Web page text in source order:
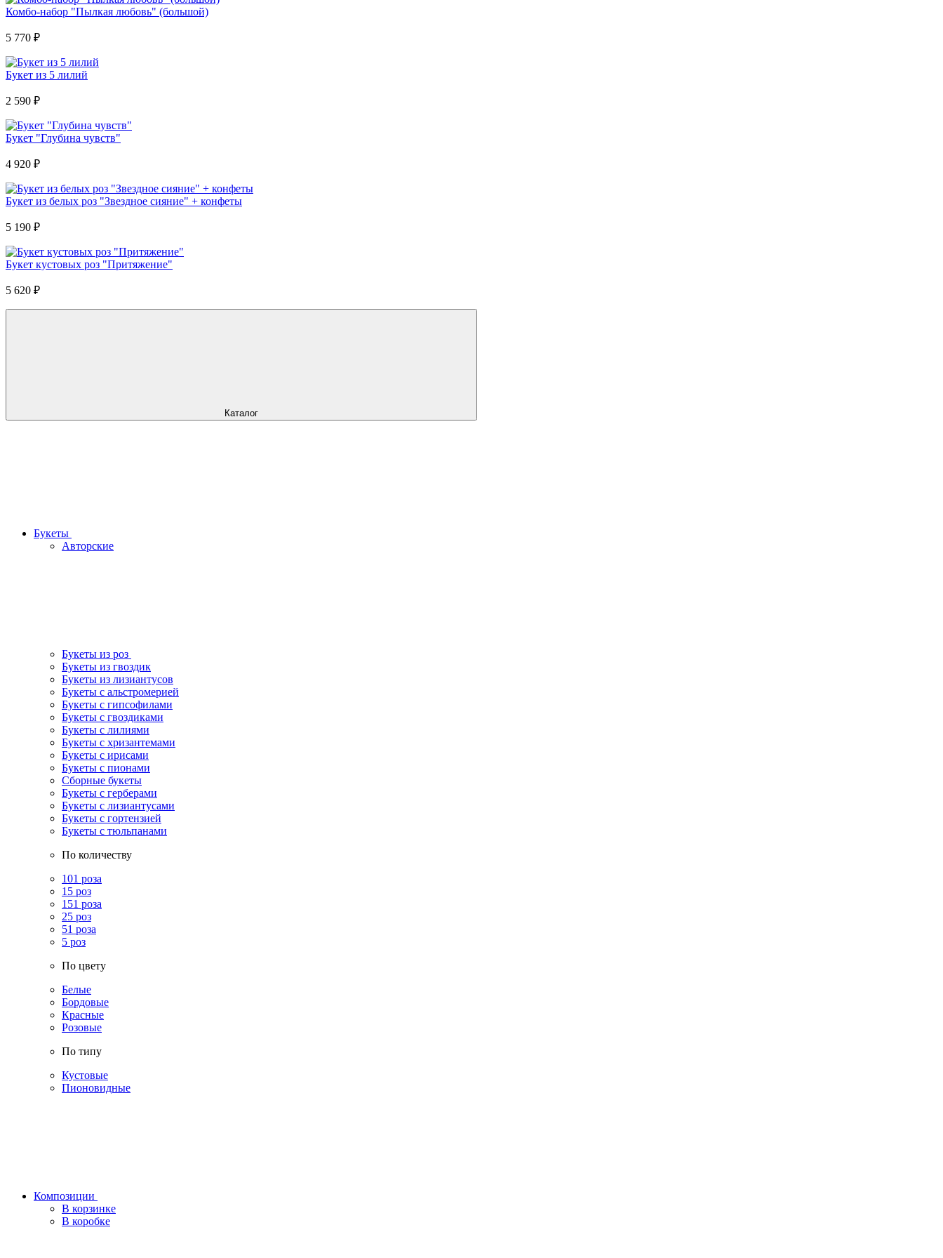
Комбо-набор "Пылкая любовь" (большой)
5 770 ₽
Букет из 5 лилий
2 590 ₽
Букет "Глубина чувств"
4 920 ₽
Букет из белых роз "Звездное сияние" + конфеты
5 190 ₽
Букет кустовых роз "Притяжение"
5 620 ₽
Каталог
Букеты
Авторские
Букеты из роз
Букеты из гвоздик
Букеты из лизиантусов
Букеты с альстромерией
Букеты с гипсофилами
Букеты с гвоздиками
Букеты с лилиями
Букеты с хризантемами
Букеты с ирисами
Букеты с пионами
Сборные букеты
Букеты с герберами
Букеты с лизиантусами
Букеты с гортензией
Букеты с тюльпанами
По количеству
101 роза
15 роз
151 роза
25 роз
51 роза
5 роз
По цвету
Белые
Бордовые
Красные
Розовые
По типу
Кустовые
Пионовидные
Композиции
В корзинке
В коробке